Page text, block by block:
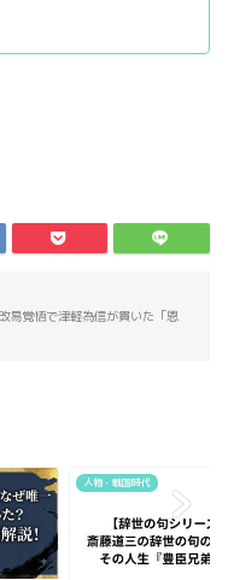
易覚悟で津軽為信が貫いた「恩
人物・戦国時代